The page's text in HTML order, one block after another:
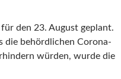
den 23. August geplant.
die behördlichen Corona-
würden, wurde die